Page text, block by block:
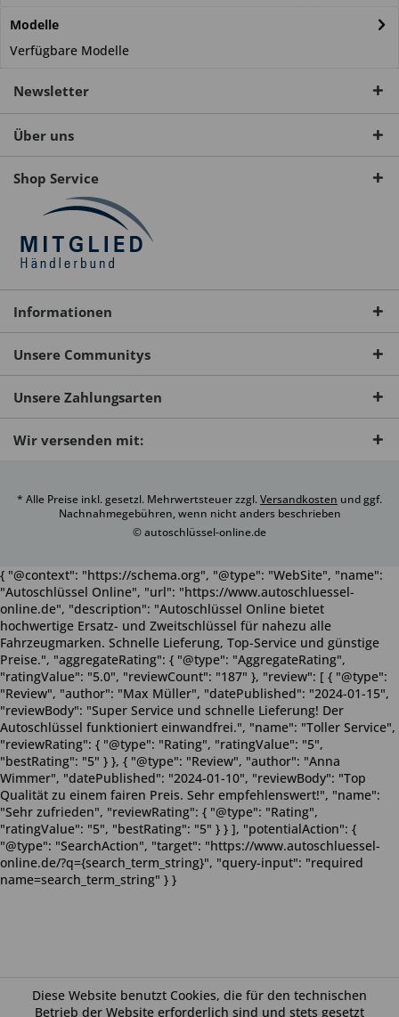
Modelle
Verfügbare Modelle
Newsletter
Über uns
Shop Service
Informationen
Unsere Communitys
Unsere Zahlungsarten
Wir versenden mit:
* Alle Preise inkl. gesetzl. Mehrwertsteuer zzgl.Versandkosten und ggf.
Nachnahmegebühren, wenn nicht anders beschrieben
© autoschlüssel-online.de
Diese Website benutzt Cookies, die für den technischen
Betrieb der Website erforderlich sind und stets gesetzt
{ "@context": "https://schema.org", "@type": "WebSite", "name":
"Autoschlüssel Online", "url": "https://www.autoschluessel-
online.de", "description": "Autoschlüssel Online bietet
hochwertige Ersatz- und Zweitschlüssel für nahezu alle
Fahrzeugmarken. Schnelle Lieferung, Top-Service und günstige
Preise.", "aggregateRating": { "@type": "AggregateRating",
"ratingValue": "5.0", "reviewCount": "187" }, "review": [ { "@type":
"Review", "author": "Max Müller", "datePublished": "2024-01-15",
"reviewBody": "Super Service und schnelle Lieferung! Der
Autoschlüssel funktioniert einwandfrei.", "name": "Toller Service",
"reviewRating": { "@type": "Rating", "ratingValue": "5",
"bestRating": "5" } }, { "@type": "Review", "author": "Anna
Wimmer", "datePublished": "2024-01-10", "reviewBody": "Top
Qualität zu einem fairen Preis. Sehr empfehlenswert!", "name":
"Sehr zufrieden", "reviewRating": { "@type": "Rating",
"ratingValue": "5", "bestRating": "5" } } ], "potentialAction": {
"@type": "SearchAction", "target": "https://www.autoschluessel-
online.de/?q={search_term_string}", "query-input": "required
name=search_term_string" } }